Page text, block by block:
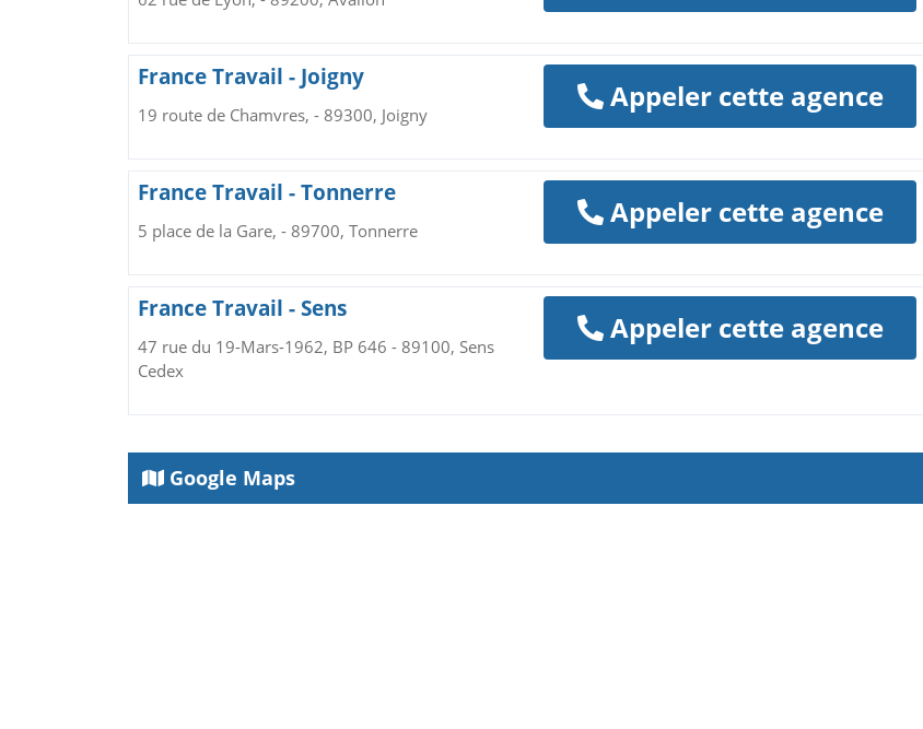
France Travail - Joigny
19 route de Chamvres, - 89300, Joigny
Appeler cette agence
France Travail - Tonnerre
5 place de la Gare, - 89700, Tonnerre
Appeler cette agence
France Travail - Sens
47 rue du 19-Mars-1962, BP 646 - 89100, Sens
Cedex
Appeler cette agence
Google Maps